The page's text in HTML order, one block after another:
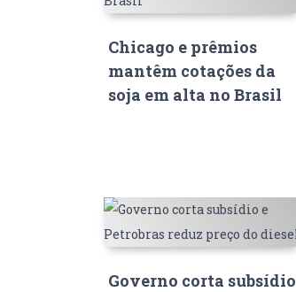
Chicago e prêmios
mantêm cotações da
soja em alta no Brasil
Governo corta subsídio